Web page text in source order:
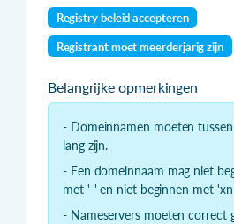
Registry beleid accepteren
Registrant moet meerderjarig zijn
Belangrijke opmerkingen
- Domeinnamen moeten
lang zijn.
- Een domeinnaam mag niet
met '-' en niet beginnen met
- Nameservers moeten correct